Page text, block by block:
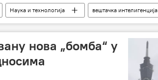
Наука и технологија вештачка интелигенција
нова „бомба“ у